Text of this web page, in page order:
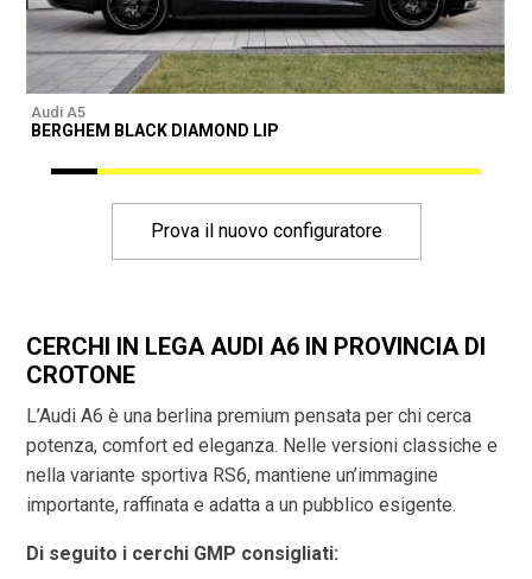
Audi A5
BERGHEM BLACK DIAMOND LIP
Prova il nuovo configuratore
CERCHI IN LEGA AUDI A6 IN PROVINCIA DI
CROTONE
L’Audi A6 è una berlina premium pensata per chi cerca
potenza, comfort ed eleganza. Nelle versioni classiche e
nella variante sportiva RS6, mantiene un’immagine
importante, raffinata e adatta a un pubblico esigente.
Di seguito i cerchi GMP consigliati: